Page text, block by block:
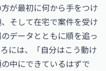
が最初に何から手をつけ
そして在宅で案件を受け
データとともに順を追っ
には、「自分はこう動け
中にできているはずで